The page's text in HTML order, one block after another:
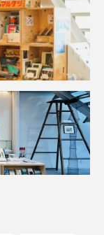
海洋環境
海遊館
淡水魚
湿地